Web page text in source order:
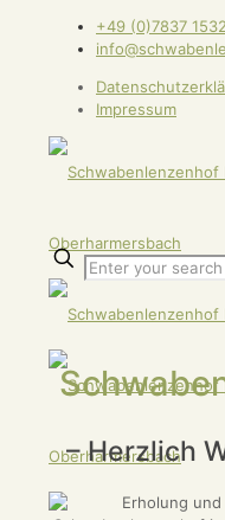
+49 (0)7837 1532
Impressum
– Herzlich
Erholung